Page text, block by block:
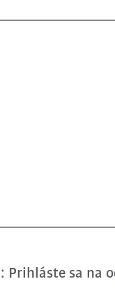
sa na